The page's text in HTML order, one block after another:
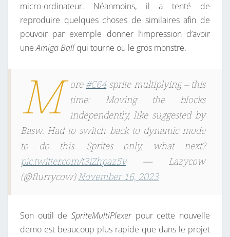
micro-ordinateur. Néanmoins, il a tenté de
reproduire quelques choses de similaires afin de
pouvoir par exemple donner l’impression d’avoir
uneAmiga Ball qui tourne ou le gros monstre.
M ore#C64sprite multiplying – this
time: Moving the blocks
independently, like suggested by
Basw. Had to switch back to dynamic mode
to do this. Sprites only, what next?
pic.twitter.com/t3iZhpaz5v
— Lazycow
(@flurrycow)November 16, 2023
Son outil de SpriteMultiPlexerpour cette nouvelle
demo est beaucoup plus rapide que dans le projet